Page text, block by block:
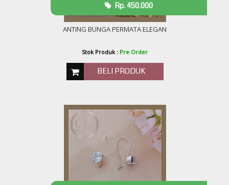
ANTING BUNGA PERMATA ELEGAN
Rp. 450.000
Stok Produk : Pre Order
BELI PRODUK